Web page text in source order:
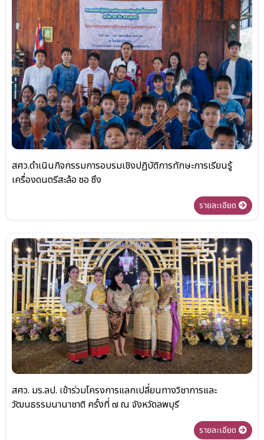
สศว.ดำเนินกิจกรรมการอบรมเชิงปฏิบัติการทักษะการเรียนรู้
เครื่องดนตรีสะล้อ ซอ ซึง
รายละเอียด
สศว. มร.ลป. เข้าร่วมโครงการแลกเปลี่ยนทางวิชาการและ
วัฒนธรรมนานาชาติ ครั้งที่ ๗ ณ จังหวัดลพบุรี
รายละเอียด